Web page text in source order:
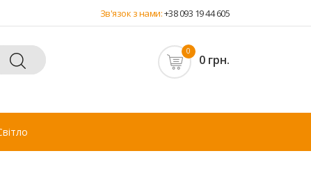
Зв'язок з нами:+38 093 19 44 605
0
0 грн.